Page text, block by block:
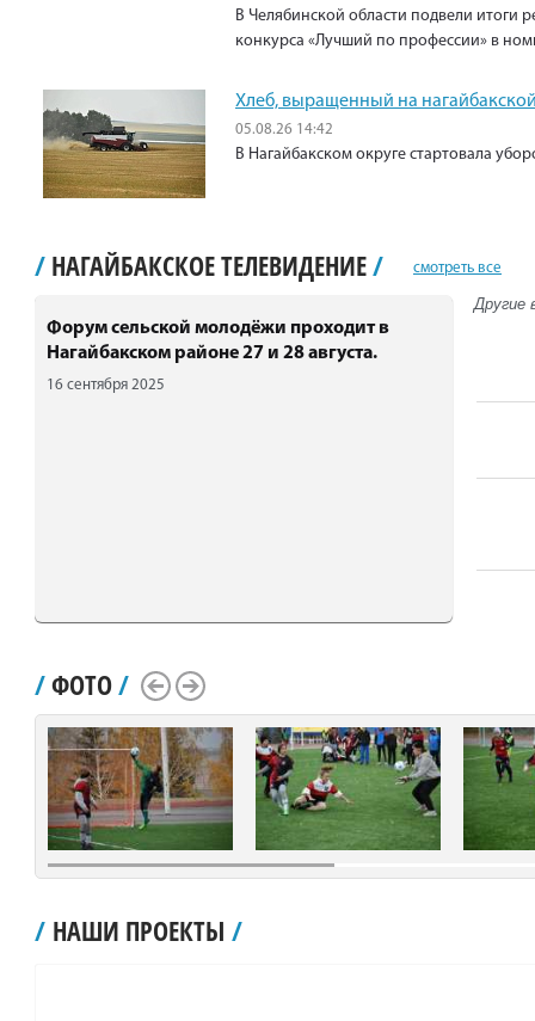
В Челябинской области подвели итоги
конкурса «Лучший по профессии» в
Хлеб, выращенный на
05.08.26 14:42
В Нагайбакском округе стартовала
/ НАГАЙБАКСКОЕ ТЕЛЕВИДЕНИЕ/ смотреть все
Форум сельской молодёжи проходит в
Нагайбакском районе 27 и 28 августа.
16 сентября 2025
Другие
/ФОТО/
Scroll LeftScroll Right
/ НАШИ ПРОЕКТЫ /